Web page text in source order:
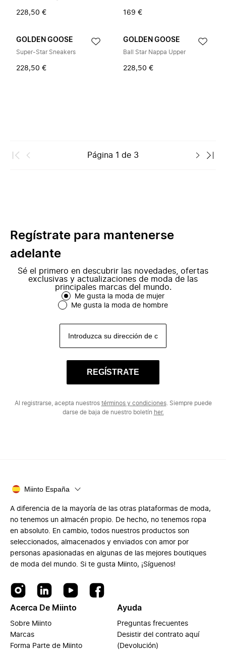
228,50 € 169 €
GOLDEN GOOSE
Super-Star Sneakers
228,50 €
GOLDEN GOOSE
Ball Star Nappa Upper
228,50 €
Página 1 de 3
Regístrate para mantenerse
adelante
Sé el primero en descubrir las novedades, ofertas
exclusivas y actualizaciones de moda de las
principales marcas del mundo.
Me gusta la moda de mujer
Me gusta la moda de hombre
REGÍSTRATE
Al registrarse, acepta nuestros términos y condiciones. Siempre puede
darse de baja de nuestro boletín her.
Miinto España
A diferencia de la mayoría de las otras plataformas de moda,
no tenemos un almacén propio. De hecho, no tenemos ropa
en absoluto. En cambio, todos nuestros productos son
seleccionados, almacenados y enviados con amor por
personas apasionadas en algunas de las mejores boutiques
de moda del mundo. Si te gusta Miinto, ¡Síguenos!
Acerca De Miinto
Sobre Miinto
Marcas
Forma Parte de Miinto
Ayuda
Preguntas frecuentes
Desistir del contrato aquí
(Devolución)